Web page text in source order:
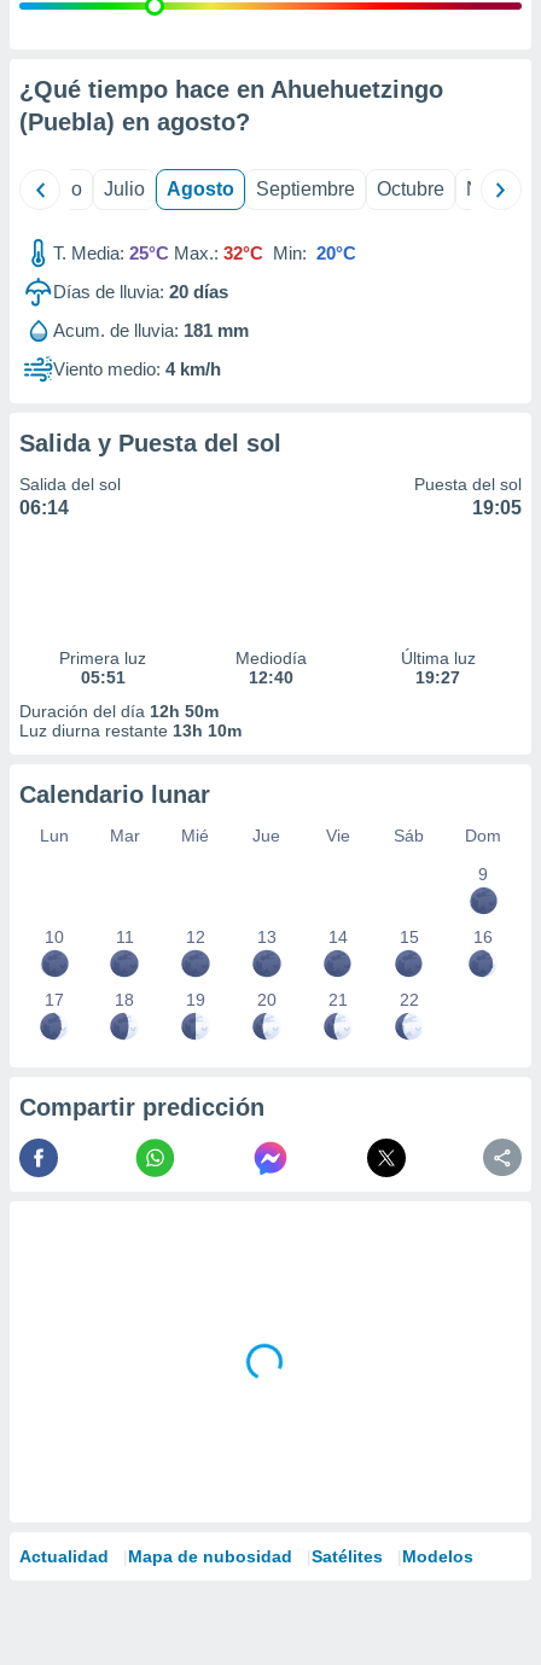
e
mediante
de
1199
¿Qué tiempo hace en Ahuehuetzingo
(Puebla) en agosto?
Junio Julio Agosto Septiembre Octubre
T. Media: 25°C Max.: 32°C Min: 20°C
Días de lluvia: 20 días
Acum. de lluvia: 181 mm
Viento medio: 4 km/h
Salida y Puesta del sol
Salida del sol
06:14
Puesta del sol
19:05
Primera luz
05:51
Mediodía
12:40
Última luz
19:27
Duración del día 12h 50m
Luz diurna restante 13h 10m
Calendario lunar
Lun Mar Mié Jue Vie Sáb
Dom
9
10 11 12 13 14 15 16
17 18 19 20 21 22
Compartir predicción
Actualidad Mapa de nubosidad Satélites Modelos